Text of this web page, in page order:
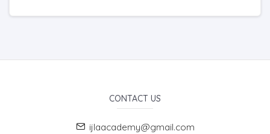
CONTACT US
ijlaacademy@gmail.com